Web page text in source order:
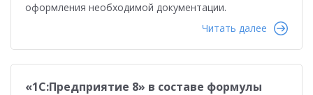
оформления необходимой документации.
Читать далее
«1С:Предприятие 8» в составе формулы